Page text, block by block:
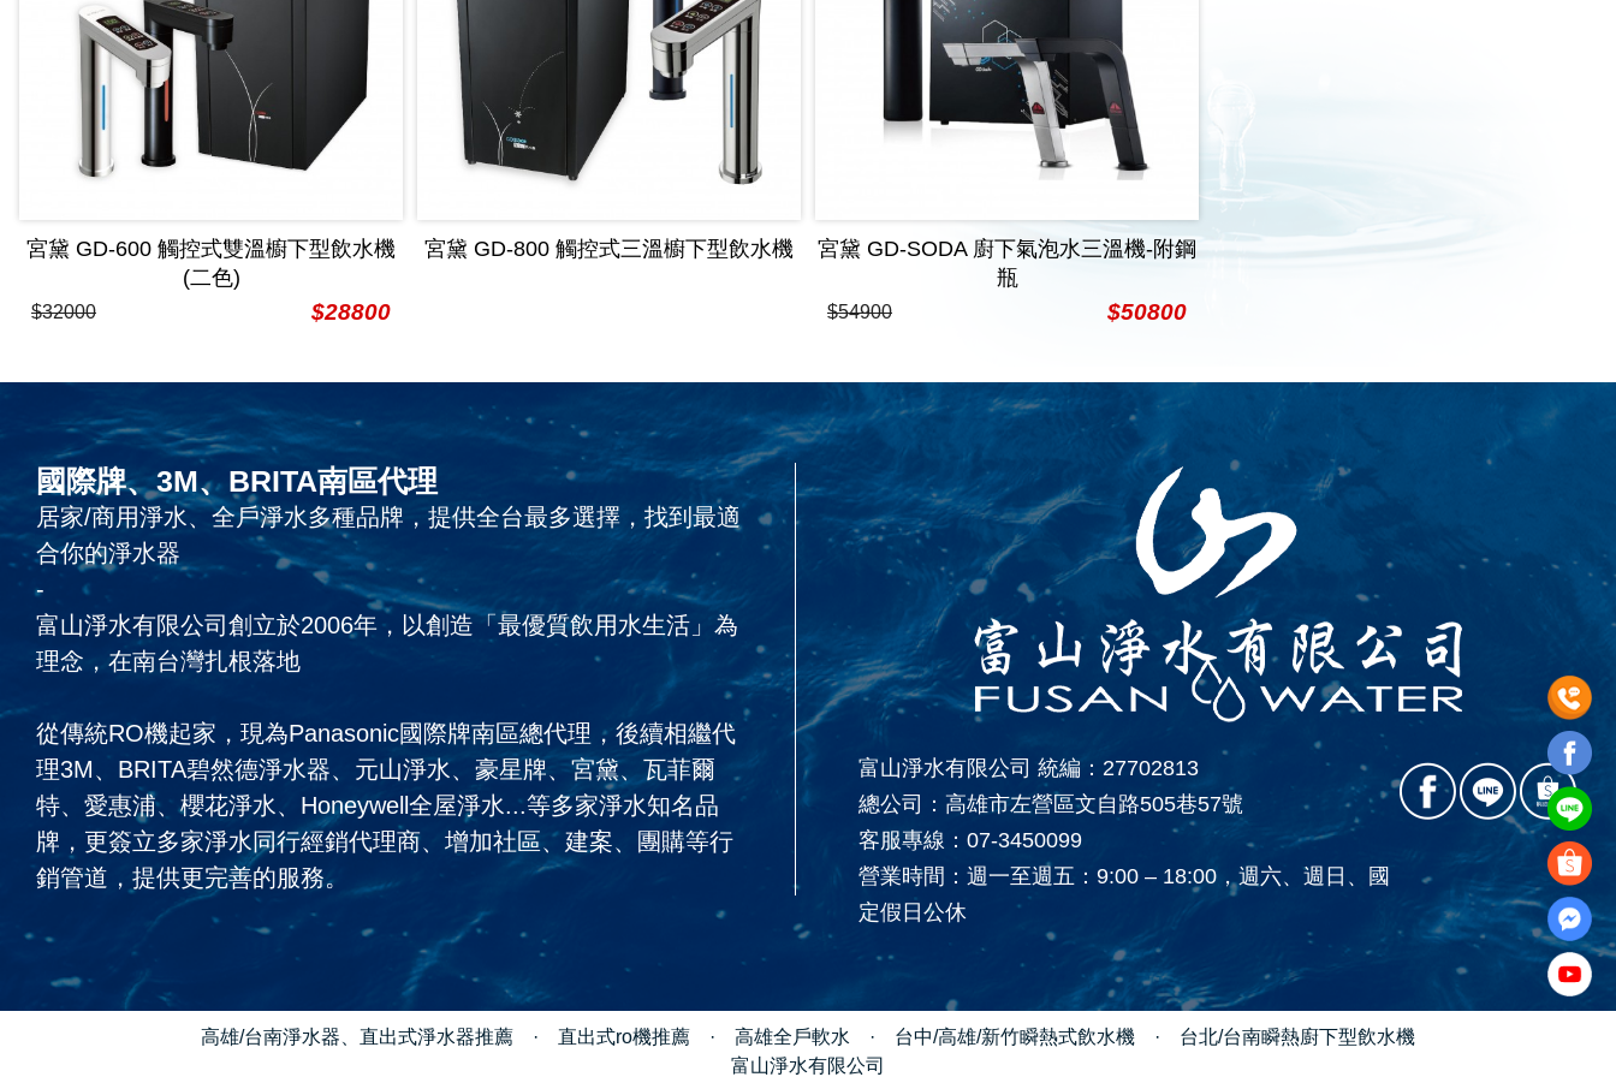
宮黛 GD-600 觸控式雙溫櫥下型飲水機
(二色)
$32000 $28800
宮黛 GD-800 觸控式三溫櫥下型飲水機
宮黛 GD-SODA 廚下氣泡水三溫機-附鋼
瓶
$54900 $50800
國際牌、3M、BRITA南區代理
居家/商用淨水、全戶淨水多種品牌，提供全台最多選擇，找到最適
合你的淨水器
-
富山淨水有限公司創立於2006年，以創造「最優質飲用水生活」為
理念，在南台灣扎根落地
從傳統RO機起家，現為Panasonic國際牌南區總代理，後續相繼代
理3M、BRITA碧然德淨水器、元山淨水、豪星牌、宮黛、瓦菲爾
特、愛惠浦、櫻花淨水、Honeywell全屋淨水...等多家淨水知名品
牌，更簽立多家淨水同行經銷代理商、增加社區、建案、團購等行
銷管道，提供更完善的服務。
富山淨水有限公司 統編：27702813
總公司：高雄市左營區文自路505巷57號
客服專線： 07-3450099
營業時間：週一至週五：9:00 – 18:00，週六、週日、國
定假日公休
高雄/台南淨水器、直出式淨水器推薦 · 直出式ro機推薦 · 高雄全戶軟水 · 台中/高雄/新竹瞬熱式飲水機 · 台北/台南瞬熱廚下型飲水機
富山淨水有限公司